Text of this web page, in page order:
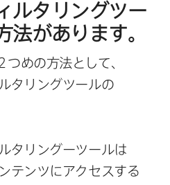
ルタリングツー
法が​あります。
めの​方​法と​して、
タリングツールの​
タリングーツールは​
テンツに​アクセスする​